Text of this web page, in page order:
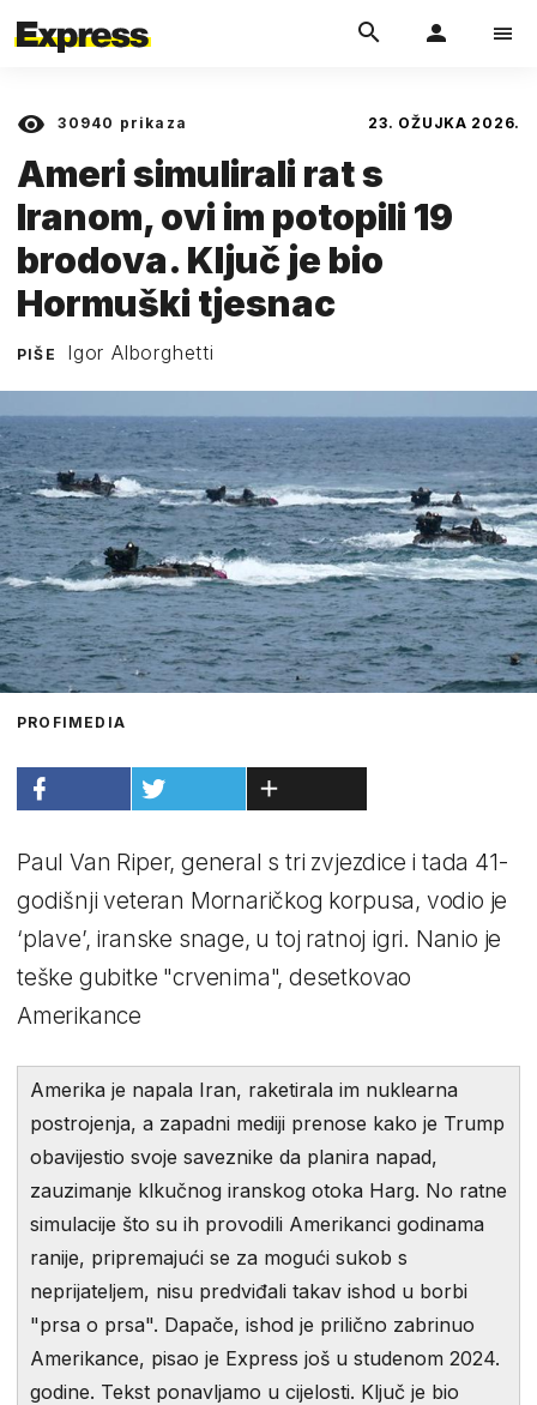
30940 prikaza 23. OŽUJKA 2026.
Ameri simulirali rat s
Iranom, ovi im potopili 19
brodova. Ključ je bio
Hormuški tjesnac
PIŠE Igor Alborghetti
PROFIMEDIA
Paul Van Riper, general s tri zvjezdice i tada 41-
godišnji veteran Mornaričkog korpusa, vodio je
‘plave’, iranske snage, u toj ratnoj igri. Nanio je
teške gubitke "crvenima", desetkovao
Amerikance
Amerika je napala Iran, raketirala im nuklearna
postrojenja, a zapadni mediji prenose kako je Trump
obavijestio svoje saveznike da planira napad,
zauzimanje klkučnog iranskog otoka Harg. No ratne
simulacije što su ih provodili Amerikanci godinama
ranije, pripremajući se za mogući sukob s
neprijateljem, nisu predviđali takav ishod u borbi
"prsa o prsa". Dapače, ishod je prilično zabrinuo
Amerikance, pisao je Express još u studenom 2024.
godine. Tekst ponavljamo u cijelosti. Ključ je bio